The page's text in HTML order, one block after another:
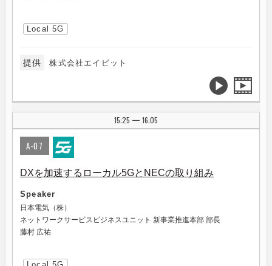
Local 5G
提供 株式会社エイビット
15:25 | 16:05
A-07
DXを加速するローカル5GとNECの取り組み
Speaker
日本電気（株）
ネットワークサービスビジネスユニット 新事業推進本部 部長
藤村 広祐